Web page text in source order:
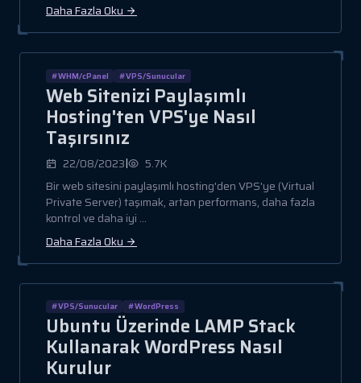
Daha Fazla Oku
#WHM/cPanel #VPS/Sunucular
Web Sitenizi Paylaşımlı
Hosting'ten VPS'ye Nasıl
Taşırsınız
22/08/2023|
5.7K
Bir web sitesini paylaşımlı hosting'den VPS'ye (Virtual
Private Server) taşımak, artan performans, daha fazla
kontrol ve daha iyi ...
Daha Fazla Oku
#VPS/Sunucular #WordPress
Ubuntu Üzerinde LAMP Stack
Kullanarak WordPress Nasıl
Kurulur